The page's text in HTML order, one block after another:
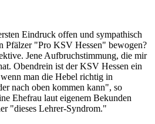
Eindruck offen und sympathisch
Pfälzer "Pro KSV Hessen" bewogen?
Jene Aufbruchstimmung, die mir
Obendrein ist der KSV Hessen ein
man die Hebel richtig in
nach oben kommen kann", so
Ehefrau laut eigenem Bekunden
"dieses Lehrer-Syndrom."